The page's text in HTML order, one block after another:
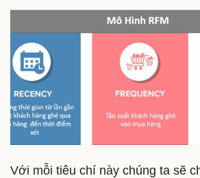
Với mỗi tiêu chí này chúng ta sẽ